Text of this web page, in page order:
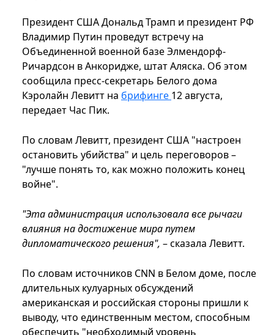
Президент США Дональд Трамп и президент РФ
Владимир Путин проведут встречу на
Объединенной военной базе Элмендорф-
Ричардсон в Анкоридже, штат Аляска. Об этом
сообщила пресс-секретарь Белого дома
Кэролайн Левитт на брифинге 12 августа,
передает Час Пик.
По словам Левитт, президент США "настроен
остановить убийства" и цель переговоров –
"лучше понять то, как можно положить конец
войне".
"Эта администрация использовала все рычаги
влияния на достижение мира путем
дипломатического решения", – сказала Левитт.
По словам источников CNN в Белом доме, после
длительных кулуарных обсуждений
американская и российская стороны пришли к
выводу, что единственным местом, способным
обеспечить "необходимый уровень